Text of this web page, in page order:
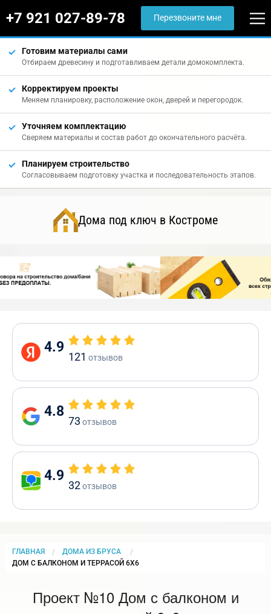
+7 921 027-89-78 Перезвоните мне
Готовим материалы сами
Отбираем древесину и подготавливаем детали домокомплекта.
Корректируем проекты
Меняем планировку, расположение окон, дверей и перегородок.
Уточняем комплектацию
Сверяем материалы и состав работ до окончательного расчёта.
Планируем строительство
Согласовываем подготовку участка и последовательность этапов.
Дома под ключ в Костроме
4.9
121 отзывов
4.8
73 отзывов
4.9
32отзывов
ГЛАВНАЯ
ДОМА ИЗ БРУСА
CURRENT:
ДОМ С БАЛКОНОМ И ТЕРРАСОЙ 6Х6
Проект №10 Дом с балконом и